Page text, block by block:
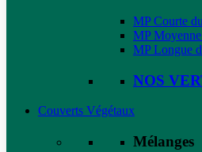
MP Courte
MP
MP Longue
NOS
Couverts Végétaux
Mélanges